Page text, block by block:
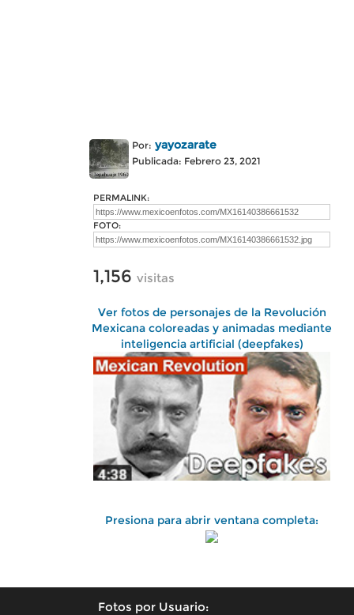
Por: yayozarate
Publicada: Febrero 23, 2021
PERMALINK:
FOTO:
1,156 visitas
Ver fotos de personajes de la Revolución
Mexicana coloreadas y animadas mediante
inteligencia artificial (deepfakes)
Presiona para abrir ventana completa:
Fotos por Usuario: